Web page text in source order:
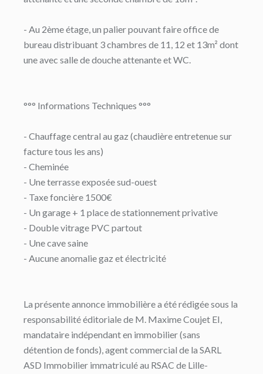
- Au 2ème étage, un palier pouvant faire office de
bureau distribuant 3 chambres de 11, 12 et 13m² dont
une avec salle de douche attenante et WC.
°°° Informations Techniques °°°
- Chauffage central au gaz (chaudière entretenue sur
facture tous les ans)
- Cheminée
- Une terrasse exposée sud-ouest
- Taxe foncière 1500€
- Un garage + 1 place de stationnement privative
- Double vitrage PVC partout
- Une cave saine
- Aucune anomalie gaz et électricité
La présente annonce immobilière a été rédigée sous la
responsabilité éditoriale de M. Maxime Coujet EI,
mandataire indépendant en immobilier (sans
détention de fonds), agent commercial de la SARL
ASD Immobilier immatriculé au RSAC de Lille-